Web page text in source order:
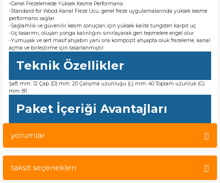
-Genel Frezelemede Yüksek Kesme Performansı
-Standard for Wood Kanal Freze Ucu, genel freze uygulamalarında yüksek kesme
performansı sağlar
-Sağlamlık ve güvenilir kesim sonuçları için yüksek kalite tungsten karpit uç
-Uç tasarımı, oluşan yonga kalınlığını sınırlayarak geri tepmelere engel olur
-Yumuşak ve sert masif ahşabın yanı sıra kompozit ahşapta oluk frezeleme, kanal
açma ve birleştirme için tasarlanmıştır
Teknik Özellikler
Şaft mm: 12 Çap (D) mm: 20 Çalışma uzunluğu (L) mm: 40 Toplam uzunluk (G)
mm: 81
Paket İçeriği Avantajları
yorumlar
taksit seçenekleri